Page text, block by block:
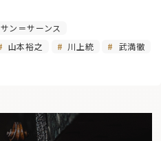
サン＝サーンス
山本裕之 川上統
武満徹